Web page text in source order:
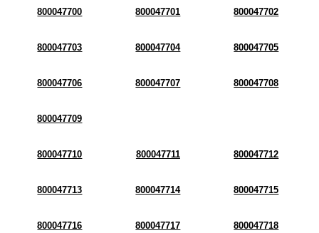
800047700 800047701 800047702
800047703 800047704 800047705
800047706 800047707 800047708
800047709
800047710 800047711 800047712
800047713 800047714 800047715
800047716 800047717 800047718